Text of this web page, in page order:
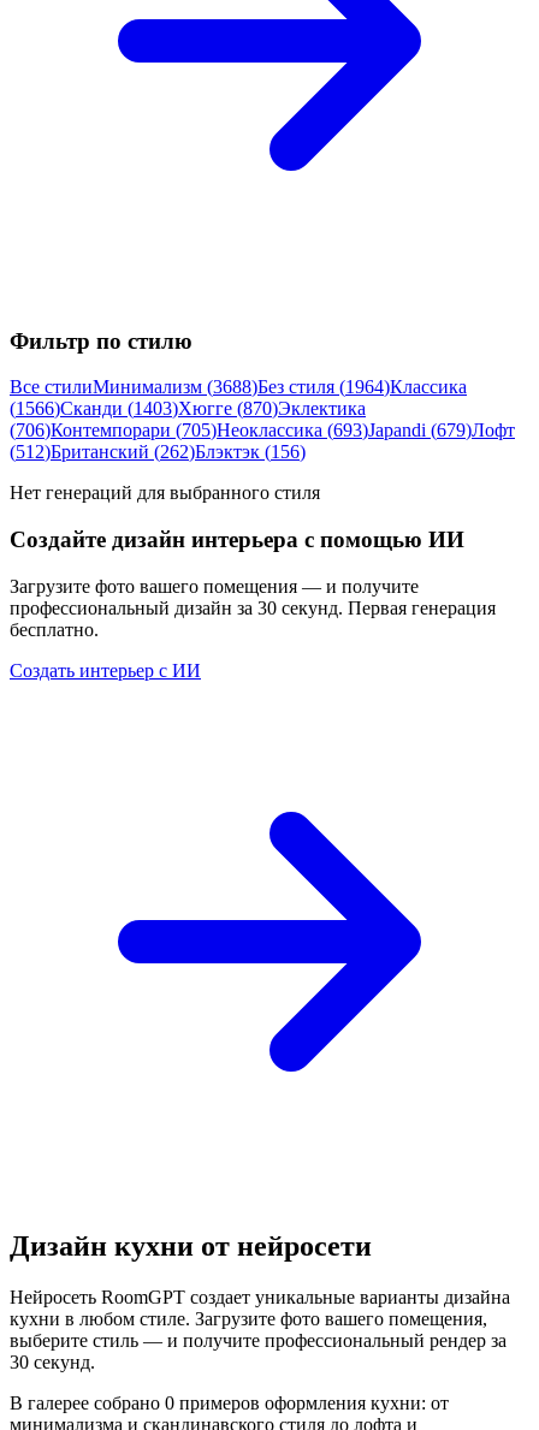
Фильтр по стилю
Все стилиМинимализм (3688)Без стиля (1964)Классика
(1566)Сканди (1403)Хюгге (870)Эклектика
(706)Контемпорари (705)Неоклассика (693)Japandi (679)Лофт
(512)Британский (262)Блэктэк (156)
Нет генераций для выбранного стиля
Создайте дизайн интерьера с помощью ИИ
Загрузите фото вашего помещения — и получите
профессиональный дизайн за 30 секунд. Первая генерация
бесплатно.
Создать интерьер с ИИ
Дизайн кухни от нейросети
Нейросеть RoomGPT создает уникальные варианты дизайна
кухни в любом стиле. Загрузите фото вашего помещения,
выберите стиль — и получите профессиональный рендер за
30 секунд.
В галерее собрано 0 примеров оформления кухни: от
минимализма и скандинавского стиля до лофта и